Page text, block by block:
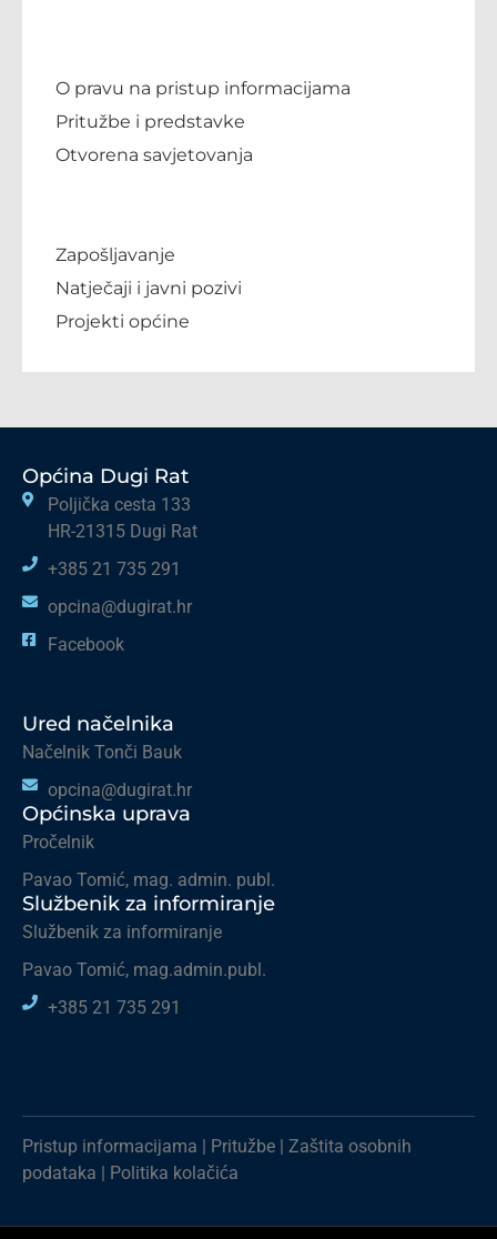
O pravu na pristup informacijama
Pritužbe i predstavke
Otvorena savjetovanja
Zapošljavanje
Natječaji i javni pozivi
Projekti općine
Općina Dugi Rat
Poljička cesta 133
HR-21315 Dugi Rat
+385 21 735 291
opcina@dugirat.hr
Facebook
Ured načelnika
Načelnik Tonči Bauk
opcina@dugirat.hr
Općinska uprava
Pročelnik
Pavao Tomić, mag. admin. publ.
Službenik za informiranje
Službenik za informiranje
Pavao Tomić, mag.admin.publ.
+385 21 735 291
Pristup informacijama | Pritužbe | Zaštita osobnih
podataka | Politika kolačića